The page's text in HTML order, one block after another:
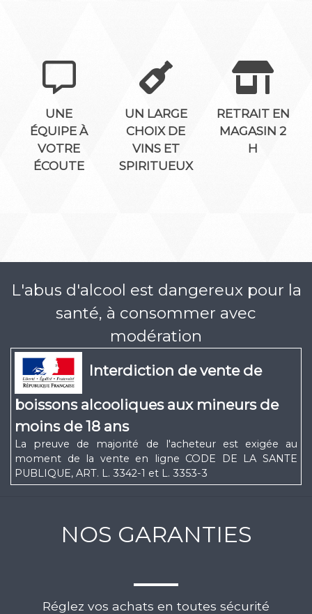
UNE
ÉQUIPE À
VOTRE
ÉCOUTE
UN LARGE
CHOIX DE
VINS ET
SPIRITUEUX
RETRAIT EN
MAGASIN 2
H
L'abus d'alcool est dangereux pour la
santé, à consommer avec
modération
Interdiction de vente de
boissons alcooliques aux mineurs de
moins de 18 ans
La preuve de majorité de l'acheteur est exigée au
moment de la vente en ligne CODE DE LA SANTE
PUBLIQUE, ART. L. 3342-1 et L. 3353-3
NOS GARANTIES
Réglez vos achats en toutes sécurité